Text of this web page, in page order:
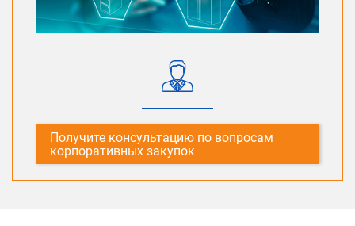
Получите консультацию по вопросам
корпоративных закупок